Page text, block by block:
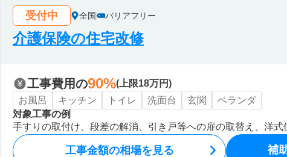
受付中 全国 バリアフリー
介護保険の住宅改修
工事費用の90%(上限18万円)
お風呂
キッチン トイレ 洗面台 玄関
ベランダ
対象工事の例
手すりの取付け、段差の解消、引き戸等への扉の取替え、洋
工事金額の相場を見る 補